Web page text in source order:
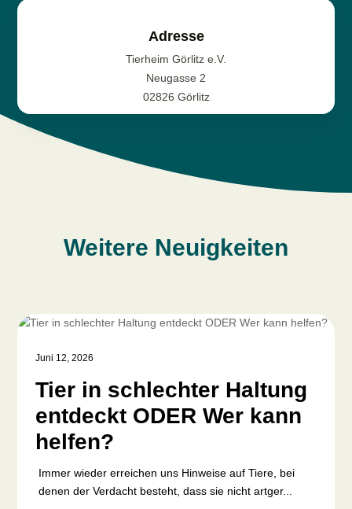
Adresse
Tierheim Görlitz e.V.
Neugasse 2
02826 Görlitz
Weitere Neuigkeiten
Juni 12, 2026
Tier in schlechter Haltung
entdeckt ODER Wer kann
helfen?
Immer wieder erreichen uns Hinweise auf Tiere, bei
denen der Verdacht besteht, dass sie nicht artger...